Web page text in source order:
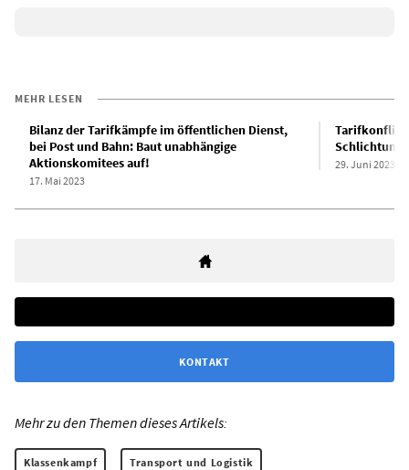
MEHR LESEN
Bilanz der Tarifkämpfe im öffentlichen Dienst,
bei Post und Bahn: Baut unabhängige
Aktionskomitees auf!
17. Mai 2023
Tarifkonflikt
Schlichtung
29. Juni 2023
KONTAKT
Mehr zu den Themen dieses Artikels:
Klassenkampf Transport und Logistik